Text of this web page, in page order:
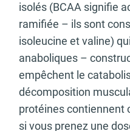
isolés (BCAA signifie
ramifiée – ils sont
isoleucine et valine)
anaboliques –
empêchent le
décomposition
protéines contiennent
si vous prenez une